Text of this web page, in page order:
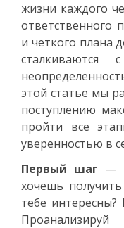
жизни каждого
ответственного
и четкого плана
сталкиваются
этой статье мы
поступлению
пройти все
уверенностью в
Первый шаг —
хочешь
тебе